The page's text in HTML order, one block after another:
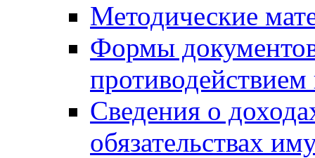
Методические
Формы
Сведения о
обязательствах